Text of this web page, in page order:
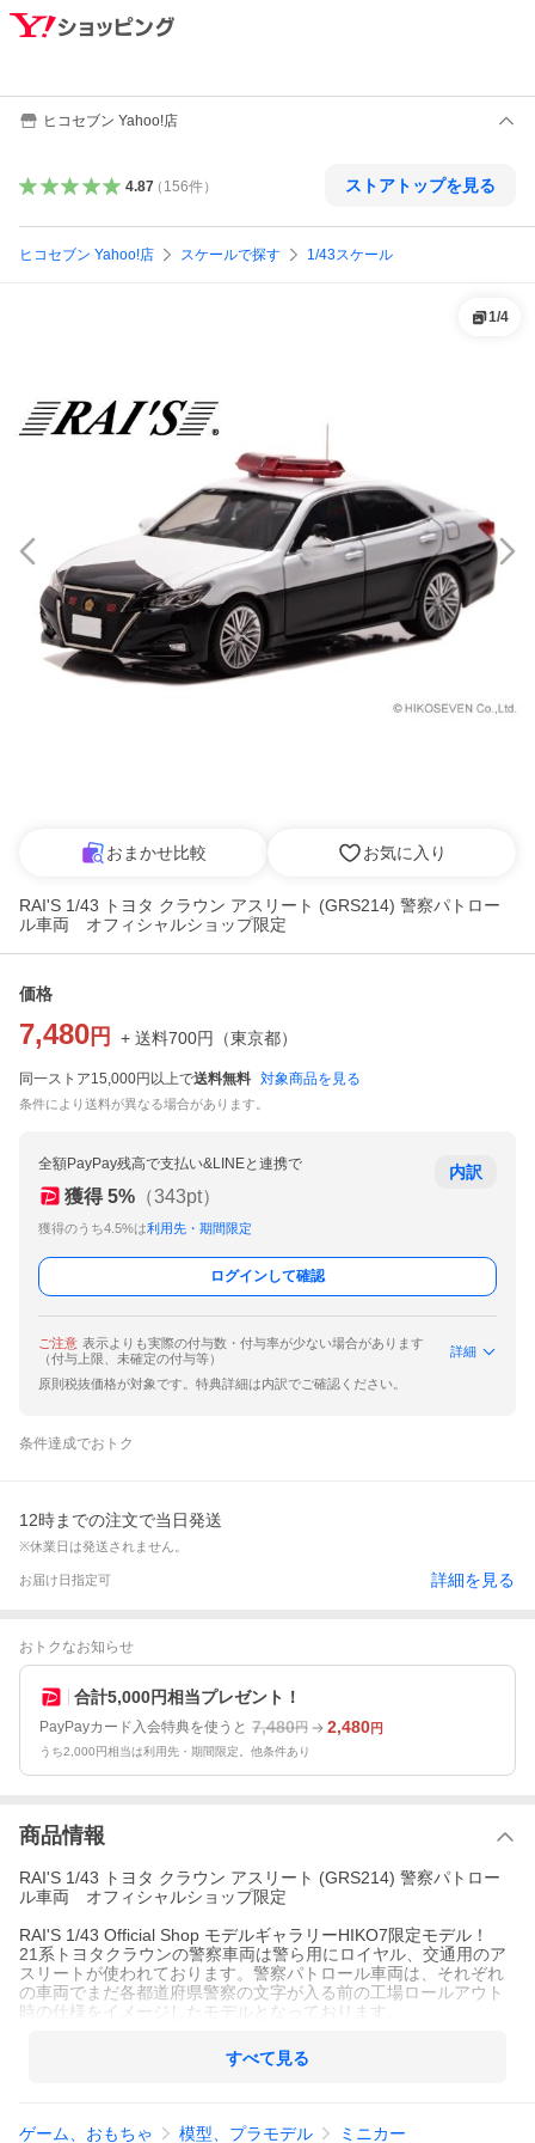
ヒコセブン Yahoo!店
4.87（ 156件） ストアトップを見る
ヒコセブン Yahoo!店 スケールで探す 1/43スケール
1/4
おまかせ比較 お気に入り
RAI'S 1/43 トヨタ クラウン アスリート (GRS214) 警察パトロー
ル車両 オフィシャルショップ限定
価格
7,480 円 + 送料700円 （東京都）
同一ストア15,000円以上で送料無料 対象商品を見る
条件により送料が異なる場合があります。
全額PayPay残高で支払い&LINEと連携で
獲得 5% （343pt）
獲得のうち4.5%は利用先・期間限定
内訳
ログインして確認
ご注意 表示よりも実際の付与数・付与率が少ない場合があります
（付与上限、未確定の付与等）
詳細
原則税抜価格が対象です。特典詳細は内訳でご確認ください。
条件達成でおトク
12時までの注文で当日発送
※休業日は発送されません。
お届け日指定可 詳細を見る
おトクなお知らせ
合計5,000円相当プレゼント！
PayPayカード入会特典を使うと 7,480円 2,480円
うち2,000円相当は利用先・期間限定。他条件あり
商品情報
RAI'S 1/43 トヨタ クラウン アスリート (GRS214) 警察パトロー
ル車両 オフィシャルショップ限定
RAI'S 1/43 Official Shop モデルギャラリーHIKO7限定モデル！
21系トヨタクラウンの警察車両は警ら用にロイヤル、交通用のア
スリートが使われております。警察パトロール車両は、それぞれ
の車両でまだ各都道府県警察の文字が入る前の工場ロールアウト
時の仕様をイメージしたモデルとなっております。
すべて見る
ゲーム、おもちゃ 模型、プラモデル ミニカー